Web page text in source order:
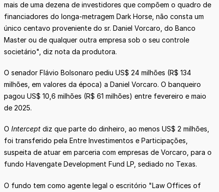
mais de uma dezena de investidores que compõem o quadro de
financiadores do longa-metragem Dark Horse, não consta um
único centavo proveniente do sr. Daniel Vorcaro, do Banco
Master ou de qualquer outra empresa sob o seu controle
societário", diz nota da produtora.
O senador Flávio Bolsonaro pediu US$ 24 milhões (R$ 134
milhões, em valores da época) a Daniel Vorcaro. O banqueiro
pagou US$ 10,6 milhões (R$ 61 milhões) entre fevereiro e maio
de 2025.
O Intercept diz que parte do dinheiro, ao menos US$ 2 milhões,
foi transferido pela Entre Investimentos e Participações,
suspeita de atuar em parceria com empresas de Vorcaro, para o
fundo Havengate Development Fund LP, sediado no Texas.
O fundo tem como agente legal o escritório "Law Offices of